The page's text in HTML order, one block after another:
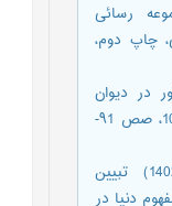
(1377) مجموعه رسائی
چاپ دوم،
نور در دیوان
شمش»، نقد ادبی، سال چهارم، شمارة 10، صص ۹1-
بهمنش، ناهید و فروغ کاظمی (1402) تبیین
دنیا در